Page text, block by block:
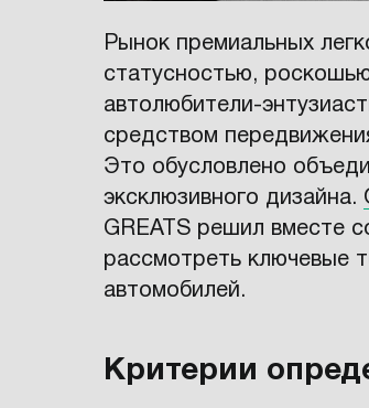
Рынок премиальных
статусностью,
автолюбители-
средством
Это обусловлено
эксклюзивного дизайна.
GREATS решил вместе
рассмотреть ключевые
автомобилей.
Критерии